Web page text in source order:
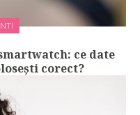
ce date
corect?